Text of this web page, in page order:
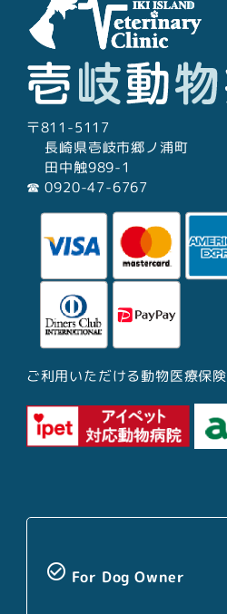
〒811-5117
長崎県壱岐市郷ノ浦町
田中触989-1
☎︎ 0920-47-6767
ご利用いただける動物医療保険
check_circle_outline For Dog Owner